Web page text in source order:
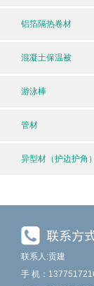
铝箔隔热卷材
混凝土保温被
游泳棒
管材
异型材（护边护角）
联系人:贡建
手 机：